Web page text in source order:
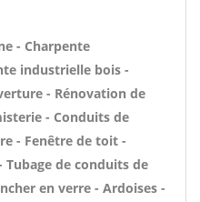
- Charpente
industrielle bois -
- Rénovation de
- Conduits de
- Fenêtre de toit -
de conduits de
en verre - Ardoises -